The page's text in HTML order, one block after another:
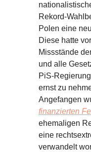
Rekord-
Polen eine
Diese hatte
Missstände
und alle
PiS-
ernst zu
Angefangen
finanzierten
ehemaligen
eine
verwandelt